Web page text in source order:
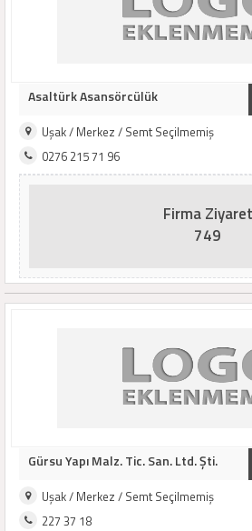
Asaltürk Asansörcülük
Uşak / Merkez / Semt Seçilmemiş
0276 215 71 96
Firma Ziyaret
749
Gürsu Yapı Malz. Tic. San. Ltd. Şti.
Uşak / Merkez / Semt Seçilmemiş
227 37 18